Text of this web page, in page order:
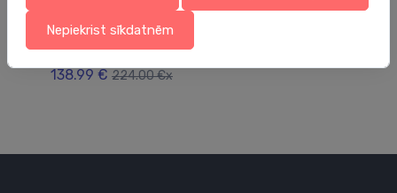
virtuves izlietne Diplomat 1.5 Lux (R), 1.5 bļoda
ar plauktu, 950x500 mm /kastē/
138.99 € 224.00 €x
Nepiekrist sīkdatnēm